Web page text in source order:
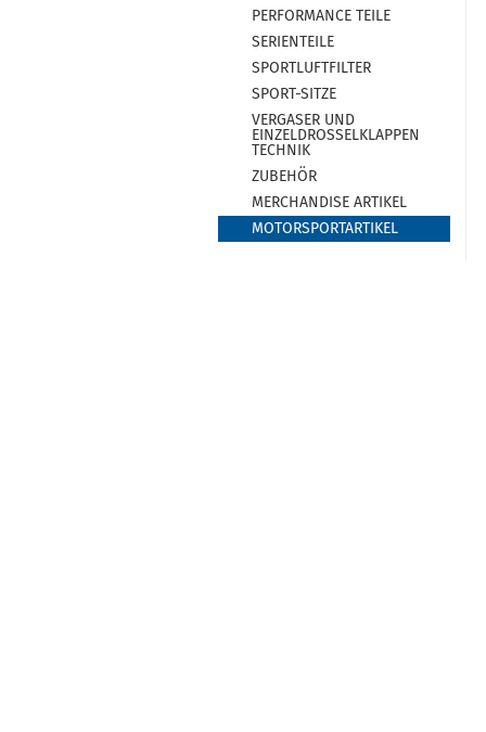
PERFORMANCE TEILE
SERIENTEILE
SPORTLUFTFILTER
SPORT-SITZE
VERGASER UND
EINZELDROSSELKLAPPEN
TECHNIK
ZUBEHÖR
MERCHANDISE ARTIKEL
MOTORSPORTARTIKEL